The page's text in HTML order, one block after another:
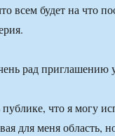
всем будет на что
рад приглашению
что я могу
для меня область,